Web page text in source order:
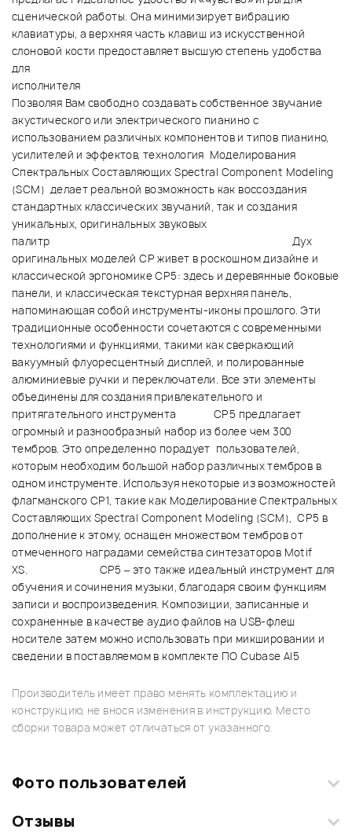
сценической работы. Она минимизирует вибрацию
клавиатуры, а верхняя часть клавиш из искусственной
слоновой кости предоставляет высшую степень удобства
для
Позволяя Вам свободно создавать собственное звучание
акустического или электрического пианино с
использованием различных компонентов и типов пианино,
усилителей и эффектов, технология Моделирования
Спектральных Составляющих Spectral Component Modeling
(SCM) делает реальной возможность как воссоздания
стандартных классических звучаний, так и создания
уникальных, оригинальных звуковых
палитр Дух
оригинальных моделей CP живет в роскошном дизайне и
классической эргономике CP5: здесь и деревянные боковые
панели, и классическая текстурная верхняя панель,
напоминающая собой инструменты-иконы прошлого. Эти
традиционные особенности сочетаются с современными
технологиями и функциями, такими как сверкающий
вакуумный флуоресцентный дисплей, и полированные
алюминиевые ручки и переключатели. Все эти элементы
объединены для создания привлекательного и
притягательного инструмента CP5 предлагает
огромный и разнообразный набор из более чем 300
тембров. Это определенно порадует пользователей,
которым необходим большой набор различных тембров в
одном инструменте. Используя некоторые из возможностей
флагманского CP1, такие как Моделирование Спектральных
Составляющих Spectral Component Modeling (SCM), CP5 в
дополнение к этому, оснащен множеством тембров от
отмеченного наградами семейства синтезаторов Motif
XS. CP5 – это также идеальный инструмент для
обучения и сочинения музыки, благодаря своим функциям
записи и воспроизведения. Композиции, записанные и
сохраненные в качестве аудио файлов на USB-флеш
носителе затем можно использовать при микшировании и
сведении в поставляемом в комплекте ПО Cubase AI5
Производитель имеет право менять комплектацию и
конструкцию, не внося изменения в инструкцию. Место
сборки товара может отличаться от указанного.
Фото пользователей
Загрузите свои фотографии купленного товара и получите
Отзывы